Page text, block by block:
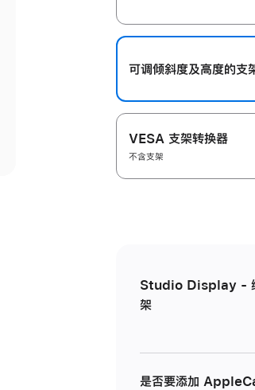
可调倾斜度及高‍度的支‍
VESA 支架转换器
不含支架
Studio Display - 纳
架
是否要添加